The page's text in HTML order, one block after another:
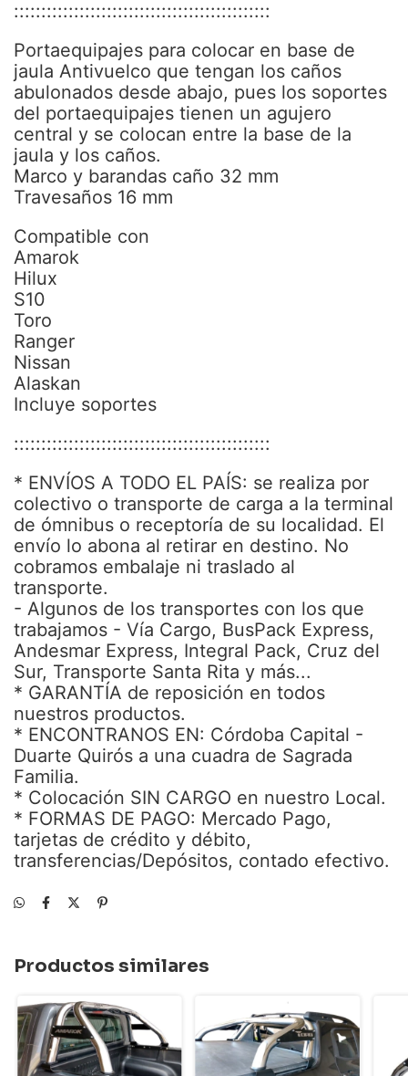
:::::::::::::::::::::::::::::::::::::::::::::::
Portaequipajes para colocar en base de
jaula Antivuelco que tengan los caños
abulonados desde abajo, pues los soportes
del portaequipajes tienen un agujero
central y se colocan entre la base de la
jaula y los caños.
Marco y barandas caño 32 mm
Travesaños 16 mm
Compatible con
Amarok
Hilux
S10
Toro
Ranger
Nissan
Alaskan
Incluye soportes
:::::::::::::::::::::::::::::::::::::::::::::::
* ENVÍOS A TODO EL PAÍS: se realiza por
colectivo o transporte de carga a la terminal
de ómnibus o receptoría de su localidad. El
envío lo abona al retirar en destino. No
cobramos embalaje ni traslado al
transporte.
- Algunos de los transportes con los que
trabajamos - Vía Cargo, BusPack Express,
Andesmar Express, Integral Pack, Cruz del
Sur, Transporte Santa Rita y más...
* GARANTÍA de reposición en todos
nuestros productos.
* ENCONTRANOS EN: Córdoba Capital -
Duarte Quirós a una cuadra de Sagrada
Familia.
* Colocación SIN CARGO en nuestro Local.
* FORMAS DE PAGO: Mercado Pago,
tarjetas de crédito y débito,
transferencias/Depósitos, contado efectivo.
Productos similares